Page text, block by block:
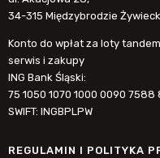
34-315 Międzybrodzie
Konto do wpłat za loty
serwis i zakupy
ING Bank Śląski:
75 1050 1070 1000 0090 7588
SWIFT: INGBPLPW
REGULAMIN I POLITYKA